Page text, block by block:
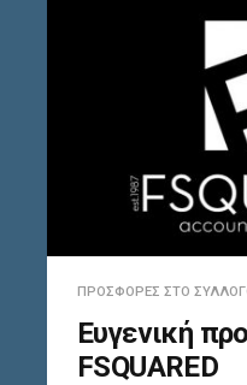
ΠΡΟΣΦΟΡΈΣ ΣΤΟ
Ευγενική
FSQUARED